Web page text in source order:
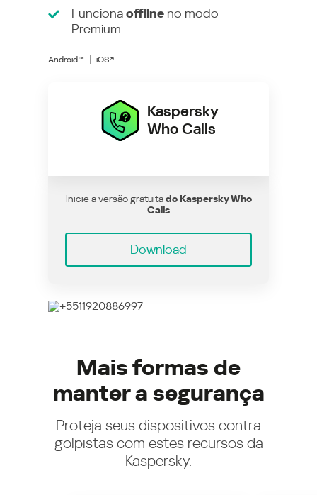
Funcionaoffline no modo
Premium
Android™ iOS®
Kaspersky
Who Calls
Inicie a versão gratuitado Kaspersky Who
Calls
Download
Mais formas de
manter a segurança
Proteja seus dispositivos contra
golpistas com estes recursos da
Kaspersky.